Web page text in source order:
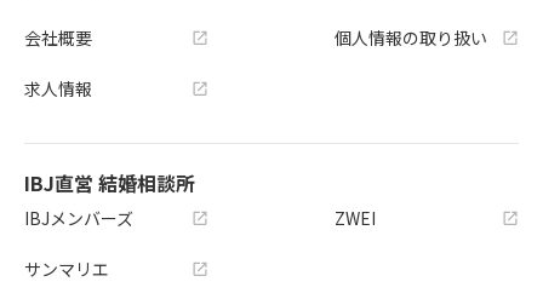
会社概要
求人情報
個人情報の取り扱い
IBJ直営 結婚相談所
IBJメンバーズ
サンマリエ
ZWEI